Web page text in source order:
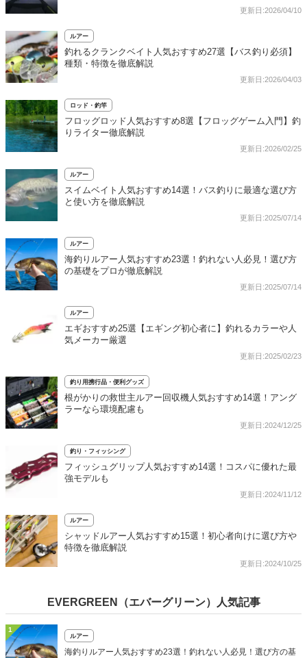
更新日:2026/04/10
ルアー
釣れるクランクベイト人気おすすめ27選【バス釣り必須】
種類・特徴を徹底解説
更新日:2026/04/03
ロッド・釣竿
フロッグロッド人気おすすめ8選【フロッグゲーム入門】釣
りライター徹底解説
更新日:2026/02/25
ルアー
スイムベイト人気おすすめ14選！バス釣りに最適な選び方
と使い方を徹底解説
更新日:2025/07/14
ルアー
海釣りルアー人気おすすめ23選！釣れない人必見！選び方
の基礎をプロが徹底解説
更新日:2025/07/14
ルアー
エギおすすめ25選【エギング初心者に】釣れるカラーや人
気メーカー厳選
更新日:2025/02/23
釣り用携行品・便利グッズ
根がかりの救世主ルアー回収機人気おすすめ14選！アング
ラーなら環境配慮も
更新日:2024/12/25
釣り・フィッシング
フィッシュグリップ人気おすすめ14選！コスパに優れた最
強モデルも
更新日:2024/11/12
ルアー
シャッドルアー人気おすすめ15選！初心者向けに選び方や
特徴を徹底解説
更新日:2024/10/25
EVERGREEN（エバーグリーン）人気記事
1
ルアー
海釣りルアー人気おすすめ23選！釣れない人必見！選び方の基